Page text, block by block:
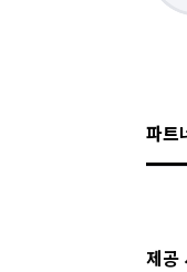
파트
제공